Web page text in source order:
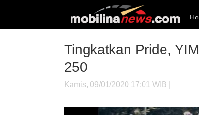
Tingkatkan Pride,
250
Kamis, 09/01/2020 17:01 WIB |